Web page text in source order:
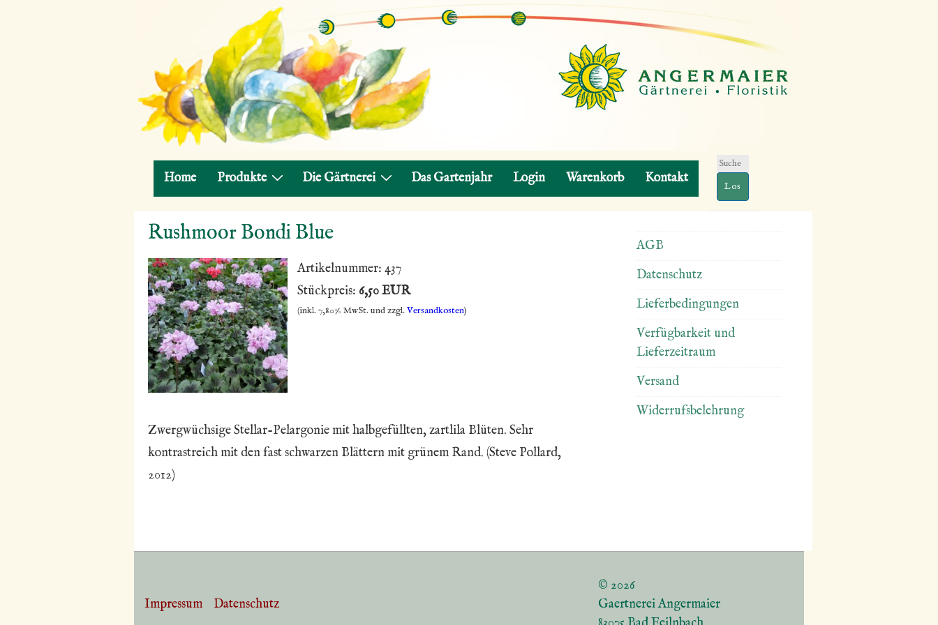
Hauptnavigation
Home Produkte Die Gärtnerei Das Gartenjahr Login Warenkorb Kontakt
Suchen
nach:
Rushmoor Bondi Blue
Artikelnummer: 437
Stückpreis: 6,50 EUR
(inkl. 7,80% MwSt. und zzgl.Versandkosten)
Zwergwüchsige Stellar-Pelargonie mit halbgefüllten, zartlila Blüten. Sehr
kontrastreich mit den fast schwarzen Blättern mit grünem Rand. (Steve Pollard,
2012)
AGB
Datenschutz
Lieferbedingungen
Verfügbarkeit und
Lieferzeitraum
Versand
Widerrufsbelehrung
Footer-
Impressum Datenschutz
© 2026
Gaertnerei Angermaier